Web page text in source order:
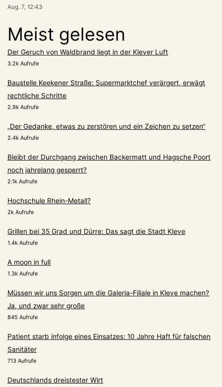
Aug. 7, 12:43
Meist gelesen
Der Geruch von Waldbrand liegt in der Klever Luft
3.2k Aufrufe
Baustelle Keekener Straße: Supermarktchef verärgert, erwägt
rechtliche Schritte
2.9k Aufrufe
„Der Gedanke, etwas zu zerstören und ein Zeichen zu setzen“
2.4k Aufrufe
Bleibt der Durchgang zwischen Backermatt und Hagsche Poort
noch jahrelang gesperrt?
2.1k Aufrufe
Hochschule Rhein-Metall?
2k Aufrufe
Grillen bei 35 Grad und Dürre: Das sagt die Stadt Kleve
1.4k Aufrufe
A moon in full
1.3k Aufrufe
Müssen wir uns Sorgen um die Galeria-Filiale in Kleve machen?
Ja, und zwar sehr große
845 Aufrufe
Patient starb infolge eines Einsatzes: 10 Jahre Haft für falschen
Sanitäter
713 Aufrufe
Deutschlands dreistester Wirt